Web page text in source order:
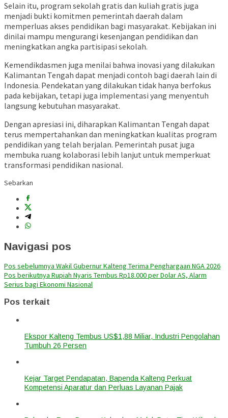
Selain itu, program sekolah gratis dan kuliah gratis juga
menjadi bukti komitmen pemerintah daerah dalam
memperluas akses pendidikan bagi masyarakat. Kebijakan ini
dinilai mampu mengurangi kesenjangan pendidikan dan
meningkatkan angka partisipasi sekolah.
Kemendikdasmen juga menilai bahwa inovasi yang dilakukan
Kalimantan Tengah dapat menjadi contoh bagi daerah lain di
Indonesia. Pendekatan yang dilakukan tidak hanya berfokus
pada kebijakan, tetapi juga implementasi yang menyentuh
langsung kebutuhan masyarakat.
Dengan apresiasi ini, diharapkan Kalimantan Tengah dapat
terus mempertahankan dan meningkatkan kualitas program
pendidikan yang telah berjalan. Pemerintah pusat juga
membuka ruang kolaborasi lebih lanjut untuk memperkuat
transformasi pendidikan nasional.
Sebarkan
Navigasi pos
Pos sebelumnya Wakil Gubernur Kalteng Terima Penghargaan NGA 2026
Pos berikutnya Rupiah Nyaris Tembus Rp18.000 per Dolar AS, Alarm
Serius bagi Ekonomi Nasional
Pos terkait
Ekspor Kalteng Tembus US$1,88 Miliar, Industri Pengolahan
Tumbuh 26 Persen
Kejar Target Pendapatan, Bapenda Kalteng Perkuat
Kompetensi Aparatur dan Perluas Layanan Pajak